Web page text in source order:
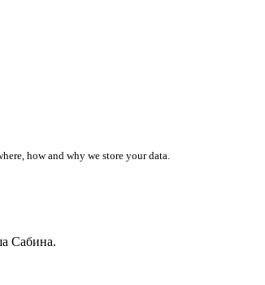
how and why we store your data.
Сабина.